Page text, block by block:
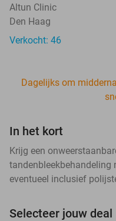
Altun Clinic
Den Haag
Verkocht: 46
Dagelijks om
In het kort
Krijg een
tandenbleekbehandeling
eventueel inclusief
Selecteer jouw deal